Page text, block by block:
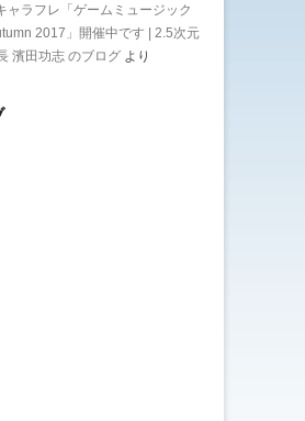
ャラフレ「ゲームミュージック
2017」開催中です | 2.5次元
濱田功志 のブログ より